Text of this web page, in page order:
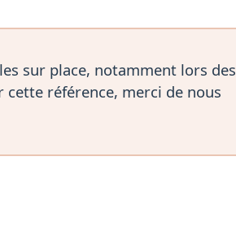
sur place, notamment lors des
référence, merci de nous